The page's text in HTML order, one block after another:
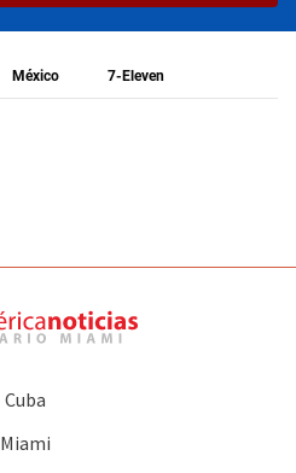
México 7-Eleven
Cuba
Miami